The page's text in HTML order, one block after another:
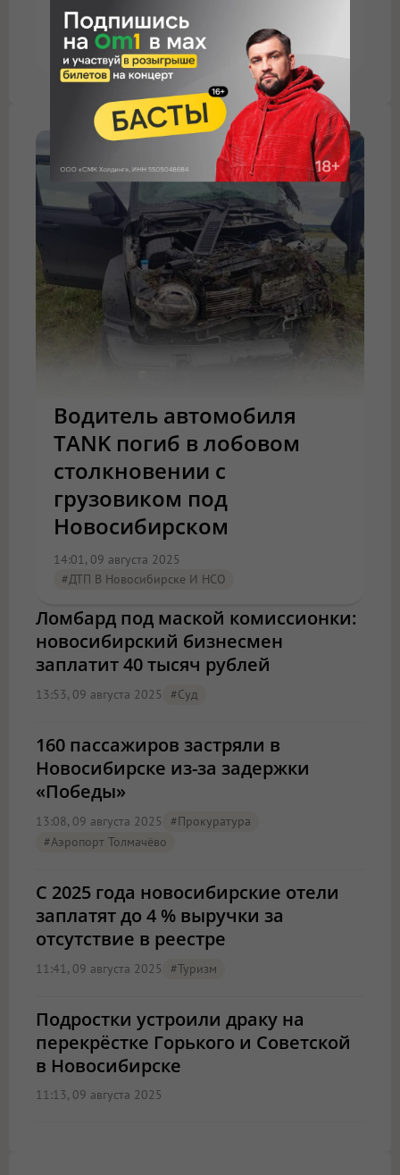
Водитель автомобиля
TANK погиб в лобовом
столкновении с
грузовиком под
Новосибирском
14:01, 09 августа 2025
#ДТП В Новосибирске И НСО
Ломбард под маской комиссионки:
новосибирский бизнесмен
заплатит 40 тысяч рублей
13:53, 09 августа 2025 #Суд
160 пассажиров застряли в
Новосибирске из-за задержки
«Победы»
13:08, 09 августа 2025
#Прокуратура
#Аэропорт Толмачёво
С 2025 года новосибирские отели
заплатят до 4 % выручки за
отсутствие в реестре
11:41, 09 августа 2025 #туризм
Подростки устроили драку на
перекрёстке Горького и Советской
в Новосибирске
11:13, 09 августа 2025